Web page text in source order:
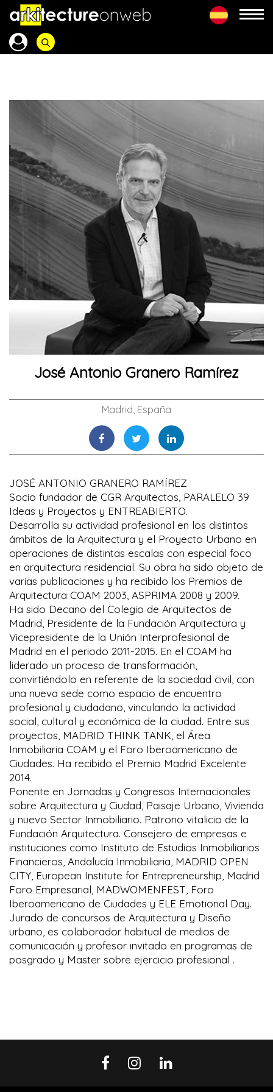
José Antonio Granero Ramírez
Madrid, España
JOSÉ ANTONIO GRANERO RAMÍREZ
Socio fundador de CGR Arquitectos, PARALELO 39
Ideas y Proyectos y ENTREABIERTO.
Desarrolla su actividad profesional en los distintos
ámbitos de la Arquitectura y el Proyecto Urbano en
operaciones de distintas escalas con especial foco
en arquitectura residencial. Su obra ha sido objeto de
varias publicaciones y ha recibido los Premios de
Arquitectura COAM 2003, ASPRIMA 2008 y 2009.
Ha sido Decano del Colegio de Arquitectos de
Madrid, Presidente de la Fundación Arquitectura y
Vicepresidente de la Unión Interprofesional de
Madrid en el periodo 2011-2015. En el COAM ha
liderado un proceso de transformación,
convirtiéndolo en referente de la sociedad civil, con
una nueva sede como espacio de encuentro
profesional y ciudadano, vinculando la actividad
social, cultural y económica de la ciudad. Entre sus
proyectos, MADRID THINK TANK, el Área
Inmobiliaria COAM y el Foro Iberoamericano de
Ciudades. Ha recibido el Premio Madrid Excelente
2014.
Ponente en Jornadas y Congresos Internacionales
sobre Arquitectura y Ciudad, Paisaje Urbano, Vivienda
y nuevo Sector Inmobiliario. Patrono vitalicio de la
Fundación Arquitectura. Consejero de empresas e
instituciones como Instituto de Estudios Inmobiliarios
Financieros, Andalucía Inmobiliaria, MADRID OPEN
CITY, European Institute for Entrepreneurship, Madrid
Foro Empresarial, MADWOMENFEST, Foro
Iberoamericano de Ciudades y ELE Emotional Day.
Jurado de concursos de Arquitectura y Diseño
urbano, es colaborador habitual de medios de
comunicación y profesor invitado en programas de
posgrado y Master sobre ejercicio profesional .